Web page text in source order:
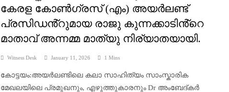
കേരള കോൺഗ്രസ് (എം) അയർലണ്ട്
പ്രസിഡൻ്റുമായ രാജു കുന്നക്കാടിൻ്റെ
മാതാവ് അന്നമ്മ മാത്യു നിര്യാതയായി.
Witness Desk January 11, 2026 1 Mins
കോട്ടയം:അയർലണ്ടിലെ കലാ സാഹിത്യം സാംസ്കാരിക
മേഖലയിലെ പ്രമുഖനും, എഴുത്തുകാരനും Dr അംബേദ്കർ